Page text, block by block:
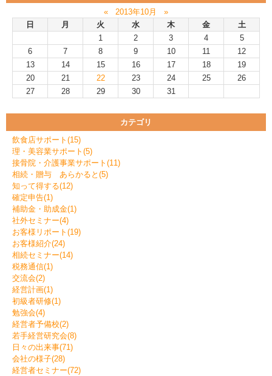
«
2013年10月
»
日
月 火 水 木 金
土
1
2 3 4
5
6
7 8 9 10 11
12
13
14 15 16 17 18
19
20
21 22 23 24 25
26
27
28 29 30 31
カテゴリ
飲食店サポート(15)
理・美容業サポート(5)
接骨院・介護事業サポート(11)
相続・贈与 あらかると(5)
知って得する(12)
確定申告(1)
補助金・助成金(1)
社外セミナー(4)
お客様リポート(19)
お客様紹介(24)
相続セミナー(14)
税務通信(1)
交流会(2)
経営計画(1)
初級者研修(1)
勉強会(4)
経営者予備校(2)
若手経営研究会(8)
日々の出来事(71)
会社の様子(28)
経営者セミナー(72)